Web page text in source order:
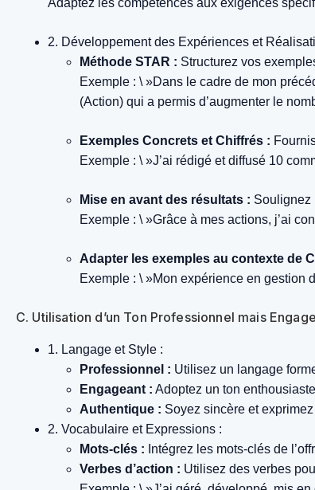
2. Développement des Expériences et
Méthode STAR : Structurez vos
Exemple : \ »Dans le cadre de mon
(Action) qui a permis d’augmenter le
Exemples Concrets et Chiffrés :
Exemple : \ »J’ai rédigé et diffusé 10
Mise en avant des résultats : Soulignez
Exemple : \ »Grâce à mes actions, j’ai
Adapter les exemples au contexte de
Exemple : \ »Mon expérience en gestion
C. Utilisation d’un Ton Professionnel mais
1. Langage et Style :
Professionnel : Utilisez un langage
Engageant : Adoptez un ton
Authentique : Soyez sincère et
2. Vocabulaire et Expressions :
Mots-clés : Intégrez les mots-clés de
Verbes d’action : Utilisez des verbes